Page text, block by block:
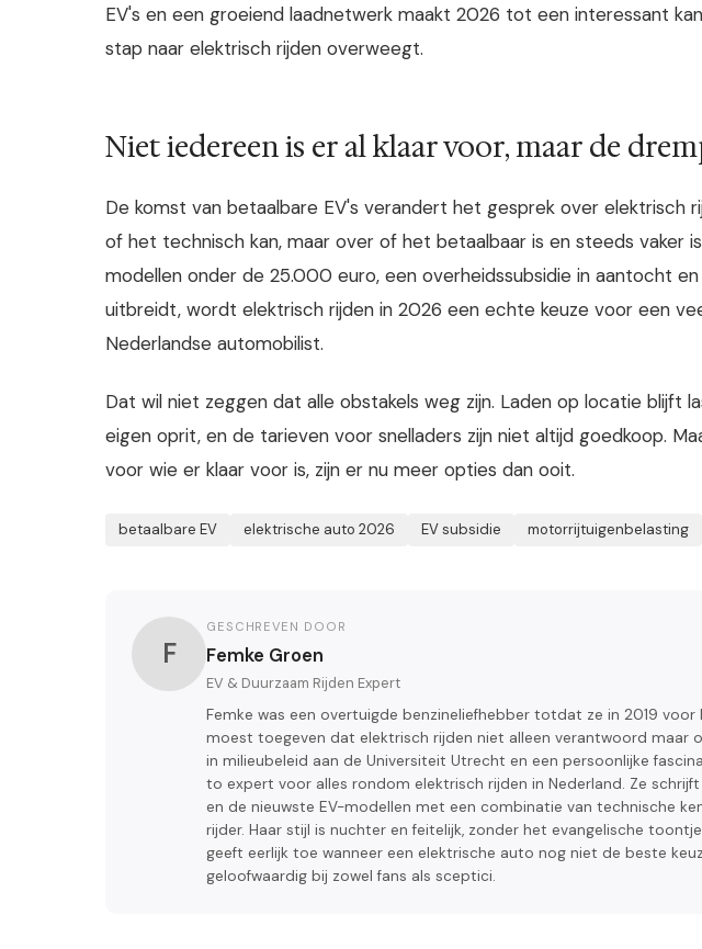
EV's en een groeiend laadnetwerk maakt 2026 tot een interessant
stap naar elektrisch rijden overweegt.
Niet iedereen is er al klaar voor, maar de
De komst van betaalbare EV's verandert het gesprek over elektrisch
of het technisch kan, maar over of het betaalbaar is en steeds vaker
modellen onder de 25.000 euro, een overheidssubsidie in aantocht
uitbreidt, wordt elektrisch rijden in 2026 een echte keuze voor een
Nederlandse automobilist.
Dat wil niet zeggen dat alle obstakels weg zijn. Laden op locatie blijft
eigen oprit, en de tarieven voor snelladers zijn niet altijd goedkoop.
voor wie er klaar voor is, zijn er nu meer opties dan ooit.
betaalbare EV elektrische auto 2026 EV subsidie motorrijtuigenbelasting
F
GESCHREVEN DOOR
Femke Groen
EV & Duurzaam Rijden Expert
Femke was een overtuigde benzineliefhebber totdat ze in 2019 voor
moest toegeven dat elektrisch rijden niet alleen verantwoord maar
in milieubeleid aan de Universiteit Utrecht en een persoonlijke
to expert voor alles rondom elektrisch rijden in Nederland. Ze
en de nieuwste EV-modellen met een combinatie van technische
rijder. Haar stijl is nuchter en feitelijk, zonder het evangelische
geeft eerlijk toe wanneer een elektrische auto nog niet de beste
geloofwaardig bij zowel fans als sceptici.